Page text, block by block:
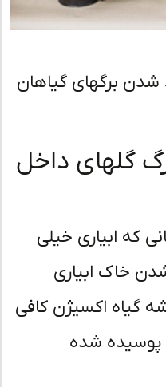
برگهای گیاهان
داخل
ابیاری خیلی
ابیاری
اکسیژن کافی
شده